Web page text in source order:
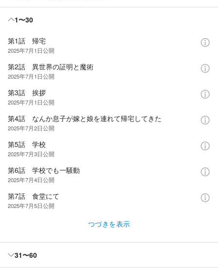
1〜30
第1話 帰宅
2025年7月1日公開
第2話 異世界の証明と魔術
2025年7月1日公開
第3話 挨拶
2025年7月1日公開
第4話 なんか息子が嫁と娘を連れて帰宅してきた
2025年7月2日公開
第5話 学校
2025年7月3日公開
第6話 学校でも一騒動
2025年7月4日公開
第7話 食堂にて
2025年7月5日公開
つづきを表示
31〜60